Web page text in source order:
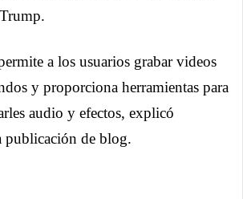
a los usuarios grabar videos
y proporciona herramientas para
audio y efectos, explicó
publicación de blog.